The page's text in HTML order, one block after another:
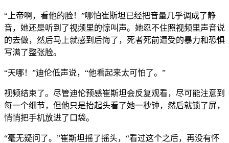
“上帝啊，看他的脸！”哪怕崔斯坦已经把音量几乎调成了静
音，她还是听到了视频里的惊叫声。她忍不住照视频里声音说
的去做，然后马上就感到后悔了，死者死前遭受的暴力和恐惧
写满了整张脸。
“天哪！”迪伦低声说，“他看起来太可怕了。”
视频结束了。尽管迪伦预感崔斯坦会反复观看，尽可能注意到
每一个细节，但他只是抬起头看了她一秒钟，然后就锁了屏，
悄悄把手机放进了口袋。
“毫无疑问了。”崔斯坦摇了摇头，“看过这个之后，再没有怀